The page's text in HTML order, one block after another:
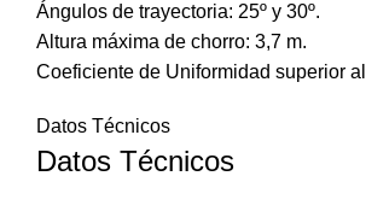
Ángulos de trayectoria: 25º y 30º.
Altura máxima de chorro: 3,7 m.
Coeficiente de Uniformidad superior
Datos Técnicos
Datos Técnicos